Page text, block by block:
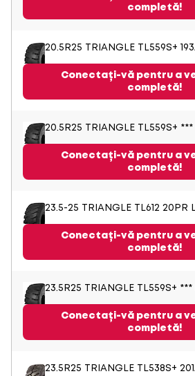
completă!
20.5R25 TRIANGLE TL559S+
Conectați-vă pentru a
completă!
20.5R25 TRIANGLE TL559S+ ***
Conectați-vă pentru a
completă!
23.5-25 TRIANGLE TL612 20PR
Conectați-vă pentru a
completă!
23.5R25 TRIANGLE TL559S+ ***
Conectați-vă pentru a
completă!
23.5R25 TRIANGLE TL538S+